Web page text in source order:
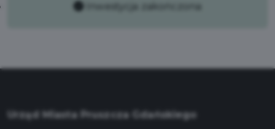
Inwestycja zakończona
Urząd Miasta Pruszcza Gdańskiego